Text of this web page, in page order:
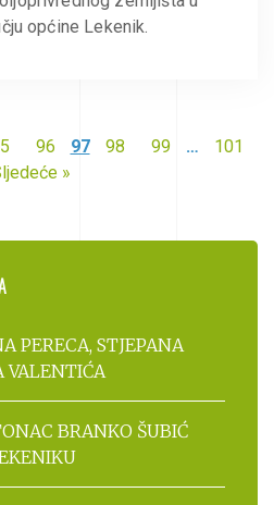
općine Lekenik.
96 97 98 99 …
101
»
PERECA, STJEPANA
VALENTIĆA
BRANKO ŠUBIĆ